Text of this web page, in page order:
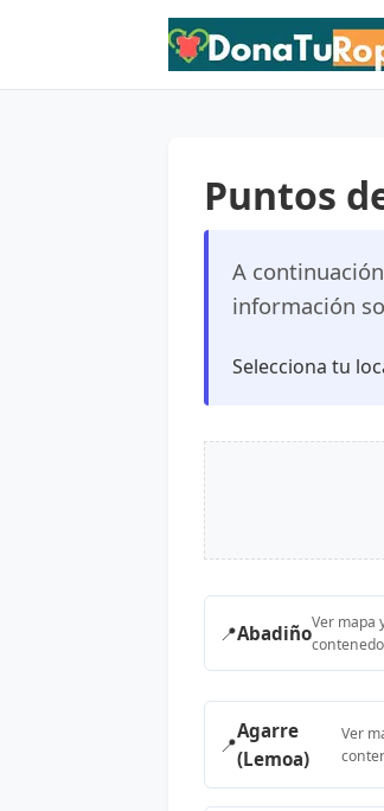
Puntos
A
información
Selecciona tu
📍AbadiñoVer mapa
📍
Agarre
(Lemoa)
Ver